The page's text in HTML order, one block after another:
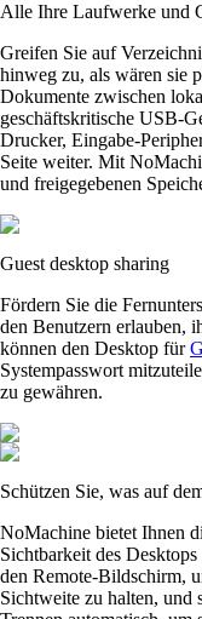
Alle Ihre Laufwerke und
Greifen Sie auf
hinweg zu, als wären sie
Dokumente zwischen
geschäftskritische USB-
Drucker, Eingabe-
Seite weiter. Mit
und freigegebenen
Guest desktop sharing
Fördern Sie die
den Benutzern erlauben,
können den Desktop für
Systempasswort
zu gewähren.
Schützen Sie, was auf
NoMachine bietet Ihnen
Sichtbarkeit des
den Remote-Bildschirm,
Sichtweite zu halten, und